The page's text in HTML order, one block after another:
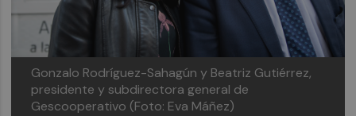
Gonzalo Rodríguez-Sahagún y Beatriz Gutiérrez,
presidente y subdirectora general de
Gescooperativo (Foto: Eva Máñez)